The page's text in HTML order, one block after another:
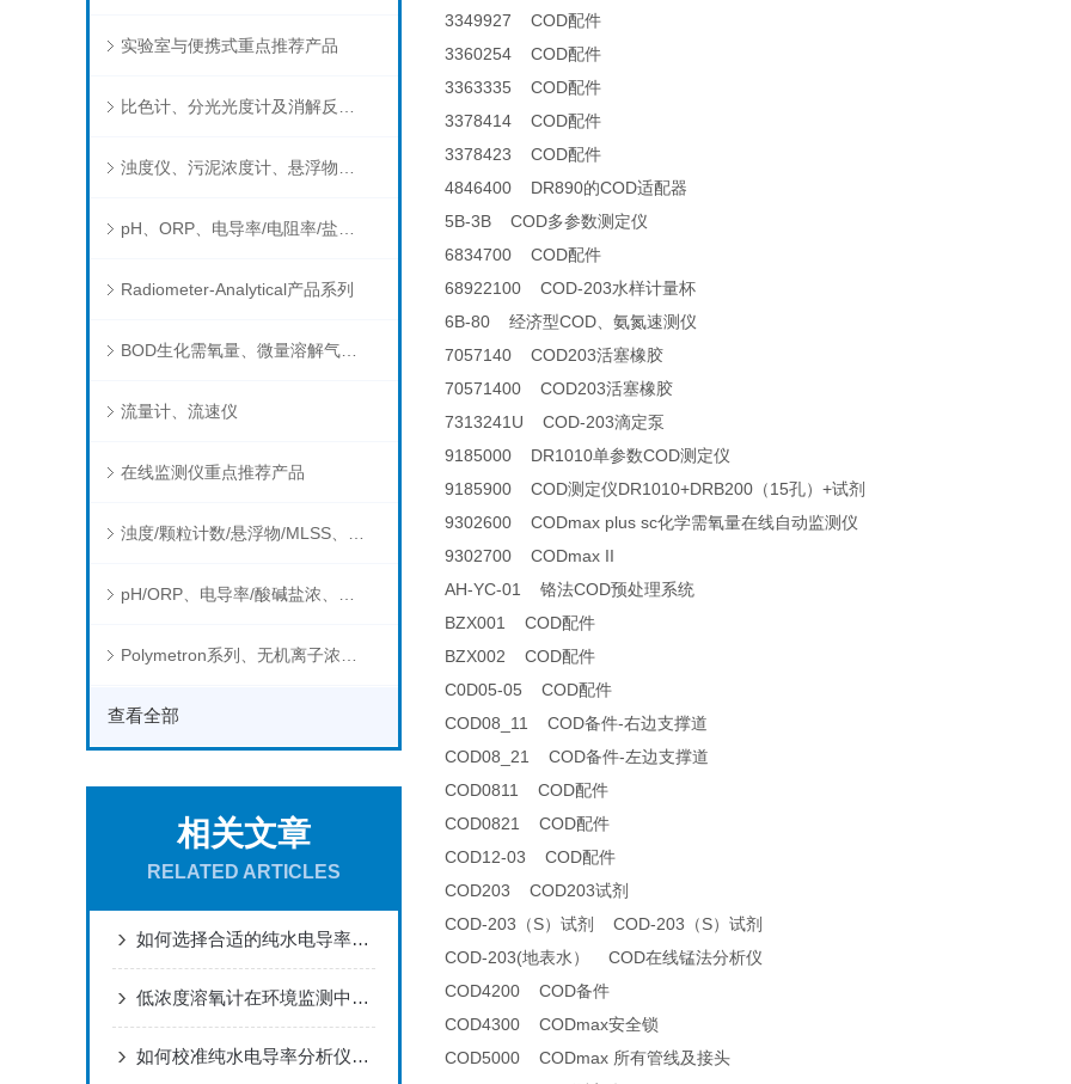
实验室与便携式重点推荐产品
Radiometer-Analytical产品系列
BOD生化需氧量、微量溶解气体和现场水质测试组件以及其他分析仪
流量计、流速仪
在线监测仪重点推荐产品
查看全部
相关文章
RELATED ARTICLES
如何选择合适的纯水电导率分析仪
低浓度溶氧计在环境监测中有哪些应用？
如何校准纯水电导率分析仪以确保其测量精度？
3349927 COD配件
3360254 COD配件
3363335 COD配件
3378414 COD配件
3378423 COD配件
4846400 DR890的COD适配器
5B-3B COD多参数测定仪
6834700 COD配件
68922100 COD-203水样计量杯
6B-80 经济型COD、氨氮速测仪
7057140 COD203活塞橡胶
70571400 COD203活塞橡胶
7313241U COD-203滴定泵
9185000 DR1010单参数COD测定仪
9185900 COD测定仪DR1010+DRB200（15孔）+试剂
9302600 CODmax plus sc化学需氧量在线自动监测仪
9302700 CODmax II
AH-YC-01 铬法COD预处理系统
BZX001 COD配件
BZX002 COD配件
C0D05-05 COD配件
COD08_11 COD备件-右边支撑道
COD08_21 COD备件-左边支撑道
COD0811 COD配件
COD0821 COD配件
COD12-03 COD配件
COD203 COD203试剂
COD-203（S）试剂 COD-203（S）试剂
COD-203(地表水） COD在线锰法分析仪
COD4200 COD备件
COD4300 CODmax安全锁
COD5000 CODmax 所有管线及接头